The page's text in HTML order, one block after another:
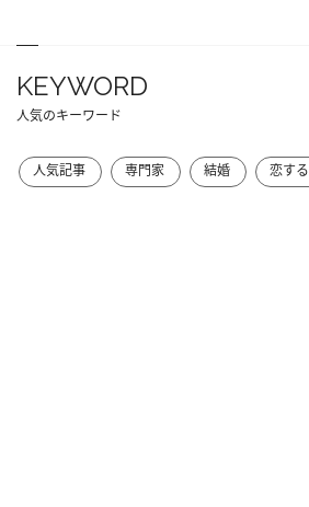
KEYWORD
人気のキーワード
人気記事 専門家 結婚 恋する